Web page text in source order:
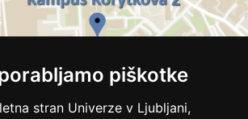
piškotke
stran Univerze v Ljubljani,